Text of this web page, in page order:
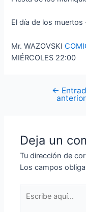
El día de los muertos
Mr. WAZOVSKI
MIÉRCOLES 22:00
Navegación
←
anterior
Deja un
Tu dirección de
Los campos
aquí...